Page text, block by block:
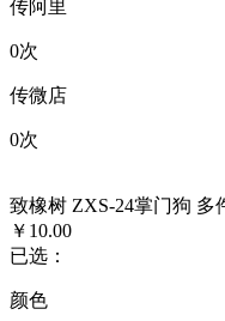
传阿里
0次
传微店
0次
致橡树 ZXS-24掌门狗 多
￥10.00
已选：
颜色